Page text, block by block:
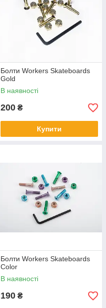
Болти Workers Skateboards
Gold
В наявності
200 ₴
Купити
Болти Workers Skateboards
Color
В наявності
190 ₴